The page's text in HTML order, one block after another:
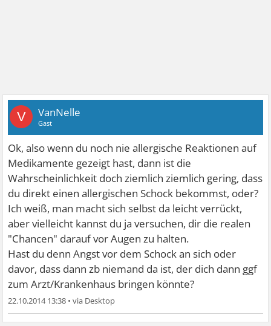
V VanNelle
Gast
Ok, also wenn du noch nie allergische Reaktionen auf
Medikamente gezeigt hast, dann ist die
Wahrscheinlichkeit doch ziemlich ziemlich gering, dass
du direkt einen allergischen Schock bekommst, oder?
Ich weiß, man macht sich selbst da leicht verrückt,
aber vielleicht kannst du ja versuchen, dir die realen
"Chancen" darauf vor Augen zu halten.
Hast du denn Angst vor dem Schock an sich oder
davor, dass dann zb niemand da ist, der dich dann ggf
zum Arzt/Krankenhaus bringen könnte?
22.10.2014 13:38 •